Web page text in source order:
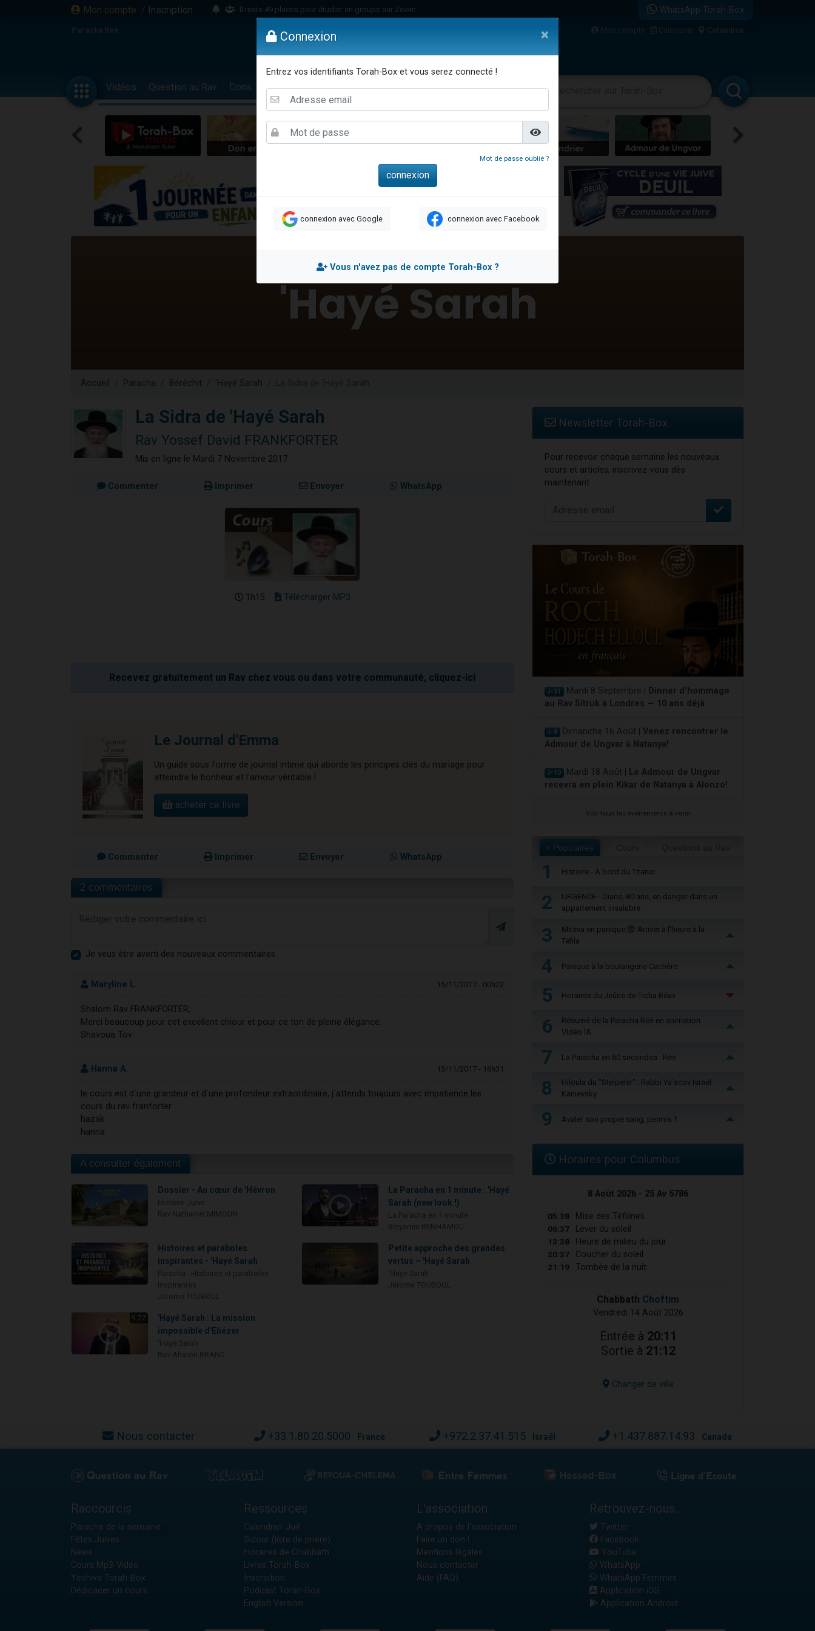
Mon compte / Inscription
Il reste 49 places pour étudier en groupe sur Zoom
16 personnes viennent de faire un don pour Diane, 80 ans, dans un appartement insalubre
2 personnes viennent de faire un don pour 1 Journée de Vacances Pour les Enfants
17 personnes viennent de demander une bénédiction
4 personnes viennent de nous rejoindre sur WhatsApp
Il reste 49 places pour étudier en groupe sur Zoom
4 personnes viennent de nous rejoindre sur WhatsApp
3 personnes viennent de nous rejoindre sur WhatsApp
Odaya vient de donner son Maasser
2 personnes viennent de nous rejoindre sur WhatsApp
13 personnes viennent de demander une bénédiction
30 personnes viennent de faire un don pour Sauvez la jambe de Yohan
Il reste 49 places pour étudier en groupe sur Zoom
WhatsApp Torah-Box
Paracha Réé Mon compte Calendrier Columbus
Vidéos Question au Rav Dons Femmes Enfants Etude sur Texte Musique Paracha Divertissements
Accueil Paracha Béréchit 'Hayé Sarah
La Sidra de 'Hayé Sarah
Rav Yossef David FRANKFORTER
Mis en ligne le Mardi 7 Novembre 2017
Commenter Imprimer Envoyer WhatsApp
1h15 Télécharger MP3
Recevez gratuitement un Rav chez vous ou dans votre communauté, cliquez-ici
Le Journal d'Emma
Un guide sous forme de journal intime qui aborde les principes clés du mariage pour
atteindre le bonheur et l'amour véritable !
acheter ce livre
Commenter Imprimer Envoyer WhatsApp
2 commentaires
Je veux être averti des nouveaux commentaires
Maryline L. 15/11/2017 - 00h22
Shalom Rav FRANKFORTER,
Merci beaucoup pour cet excellent chiour et pour ce ton de pleine élégance.
Shavoua Tov
Hanna A. 13/11/2017 - 16h31
le cours est d`une grandeur et d`une profondeur extraordinaire, j`attends toujours avec impatience les
cours du rav franforter
hazak
hanna
A consulter également
Dossier - Au cœur de 'Hévron
La Paracha en 1 minute : 'Hayé
Sarah (new look !)
Histoires et paraboles
inspirantes - 'Hayé Sarah
Petite approche des grandes
vertus – 'Hayé Sarah
9:22
'Hayé Sarah : La mission
impossible d'Éliézer
Newsletter Torah-Box
Pour recevoir chaque semaine les nouveaux
cours et articles, inscrivez-vous dès
maintenant :
J-31 Mardi 8 Septembre |
Dinner d'hommage
au Rav Sitruk à Londres — 10 ans déjà
J-8 Dimanche 16 Août | Venez rencontrer le
Admour de Ungvar à Natanya!
J-10 Mardi 18 Août |
Le Admour de Ungvar
recevra en plein Kikar de Natanya à Alonzo!
Voir tous les événements à venir
+ Populaires
1 Histoire - À bord du Titanic
2
URGENCE - Diane, 80 ans, en danger dans un
appartement insalubre
3
Mitsva en panique 😨 Arriver à l'heure à la
Téfila
4 Panique à la boulangerie Cachère
5 Horaires du Jeûne de Ticha Béav
6
Résumé de la Paracha Réé en animation
Vidéo IA
7 La Paracha en 60 secondes : Réé
8
Hiloula du "Steïpeler" : Rabbi Ya’acov Israël
Kanievsky
9 Avaler son propre sang, permis ?
Horaires pour Columbus
8 Août 2026 - 25 Av 5786
05:38 Mise des Téfilines
06:37 Lever du soleil
13:38 Heure de milieu du jour
20:37 Coucher du soleil
21:19 Tombée de la nuit
Chabbath Choftim
Vendredi 14 Août 2026
Entrée à 20:11
Sortie à 21:12
Changer de ville
Nous contacter +33.1.80.20.5000 France +972.2.37.41.515 Israël +1.437.887.14.93 Canada
Raccourcis
Paracha de la semaine
Fêtes Juives
News
Cours Mp3-Vidéo
Yéchiva Torah-Box
Dédicacer un cours
Ressources
Calendrier Juif
Sidour (livre de prière)
Horaires de Chabbath
Livres Torah-Box
Inscription
Podcast Torah-Box
English Version
L'association
A propos de l'association
Faire un don !
Mentions légales
Nous contacter
Aide (FAQ)
Retrouvez-nous...
Twitter
Facebook
YouTube
WhatsApp
WhatsApp Femmes
Application iOS
Application Android
Connexion ×
Entrez vos identifiants Torah-Box et vous serez connecté !
Mot de passe oublié ?
connexion avec Google connexion avec Facebook
Vous n'avez pas de compte Torah-Box ?